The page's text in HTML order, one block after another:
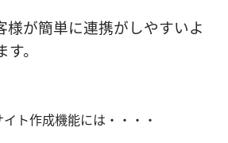
様が簡単に連携がしやすいよ
。
イト作成機能には・・・・